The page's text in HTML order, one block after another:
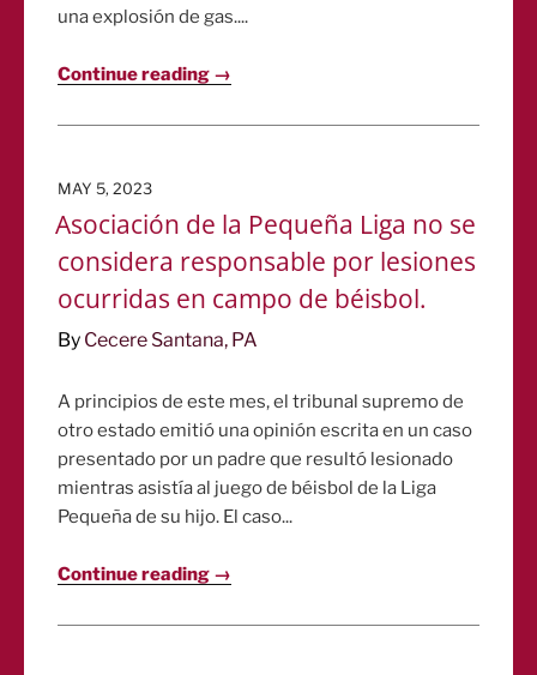
una explosión de gas....
Continue reading →
POSTED
MAY 5, 2023
Asociación de la Pequeña Liga no se
considera responsable por lesiones
ocurridas en campo de béisbol.
By Cecere Santana, PA
A principios de este mes, el tribunal supremo de
otro estado emitió una opinión escrita en un caso
presentado por un padre que resultó lesionado
mientras asistía al juego de béisbol de la Liga
Pequeña de su hijo. El caso...
Continue reading →